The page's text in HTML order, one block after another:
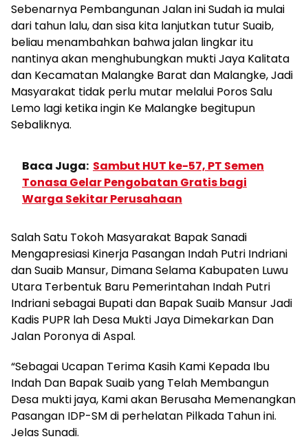
Sebenarnya Pembangunan Jalan ini Sudah ia mulai
dari tahun lalu, dan sisa kita lanjutkan tutur Suaib,
beliau menambahkan bahwa jalan lingkar itu
nantinya akan menghubungkan mukti Jaya Kalitata
dan Kecamatan Malangke Barat dan Malangke, Jadi
Masyarakat tidak perlu mutar melalui Poros Salu
Lemo lagi ketika ingin Ke Malangke begitupun
Sebaliknya.
Baca Juga: Sambut HUT ke-57, PT Semen
Tonasa Gelar Pengobatan Gratis bagi
Warga Sekitar Perusahaan
Salah Satu Tokoh Masyarakat Bapak Sanadi
Mengapresiasi Kinerja Pasangan Indah Putri Indriani
dan Suaib Mansur, Dimana Selama Kabupaten Luwu
Utara Terbentuk Baru Pemerintahan Indah Putri
Indriani sebagai Bupati dan Bapak Suaib Mansur Jadi
Kadis PUPR lah Desa Mukti Jaya Dimekarkan Dan
Jalan Poronya di Aspal.
“Sebagai Ucapan Terima Kasih Kami Kepada Ibu
Indah Dan Bapak Suaib yang Telah Membangun
Desa mukti jaya, Kami akan Berusaha Memenangkan
Pasangan IDP-SM di perhelatan Pilkada Tahun ini.
Jelas Sunadi.